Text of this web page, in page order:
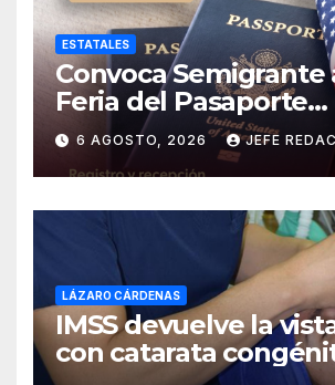
ESTATALES
Convoca Semigrante
Feria del Pasaporte
Estadounidense 2026
6 AGOSTO, 2026 JEFE
LÁZARO CÁRDENAS
IMSS devuelve la
con catarata